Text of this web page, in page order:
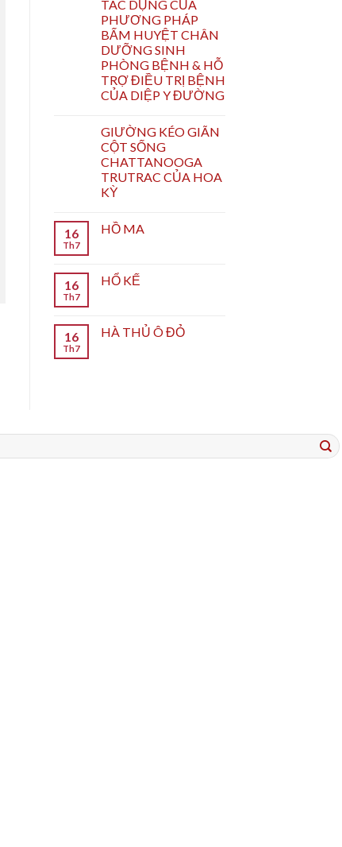
TÁC DỤNG CỦA
PHƯƠNG PHÁP
BẤM HUYỆT CHÂN
DƯỠNG SINH
PHÒNG BỆNH & HỖ
TRỢ ĐIỀU TRỊ BỆNH
CỦA DIỆP Y ĐƯỜNG
GIƯỜNG KÉO GIÃN
CỘT SỐNG
CHATTANOOGA
TRUTRAC CỦA HOA
KỲ
16
Th7
HỒ MA
16
Th7
HỔ KẾ
16
Th7
HÀ THỦ Ô ĐỎ